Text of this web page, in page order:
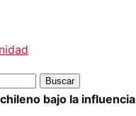
bajo la